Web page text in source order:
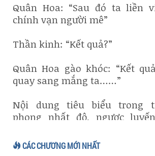
Quân Hoa: “Sau đó ta liền
chính vạn người mê”
Thần kinh: “Kết quả?”
Quân Hoa gào khóc: “Kết
quay sang mắng ta……”
Nội dung tiêu biểu trong
phong nhất độ, ngược
CÁC CHƯƠNG MỚI NHẤT